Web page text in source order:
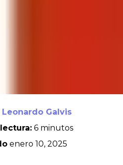
Leonardo Galvis
6 minutos
enero 10, 2025